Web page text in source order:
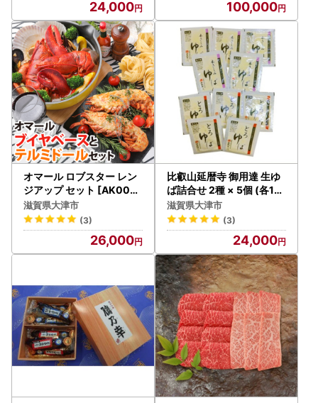
24,000 100,000
オマール ロブスター レン
ジアップ セット [AK004]
/ ブイヤベース テルミドー
ル
滋賀県大津市
(3)
26,000
比叡山延暦寺 御用達 生ゆ
ば詰合せ 2種 × 5個 (各18
0ｇ）合計 10個 湯葉
滋賀県大津市
(3)
24,000